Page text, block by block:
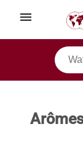
menu